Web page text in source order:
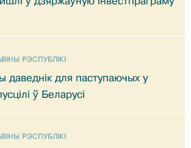
РЭСПУБЛIКI
даведнік для паступаючых у
ў Беларусі
РЭСПУБЛIКI